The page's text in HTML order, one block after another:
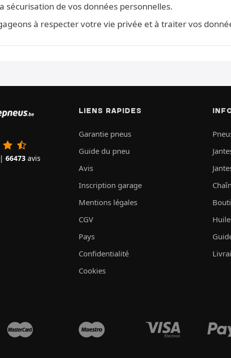
sécurisation de vos données personnelles.
à respecter votre vie privée et à traiter vos
| 66473 avis
LIENS RAPIDES
Garantie pneus
Guide du pneu
Avis
Inscription garage
Mentions légales
CGV
Pays
Confidentialité
Cookies